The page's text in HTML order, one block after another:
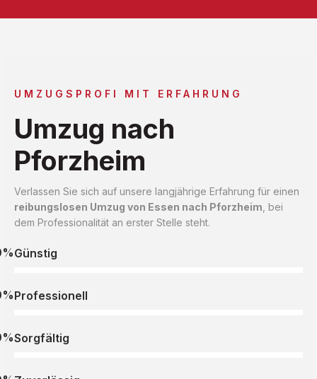
UMZUGSPROFI MIT ERFAHRUNG
Umzug nach
Pforzheim
Verlassen Sie sich auf unsere langjährige Erfahrung für einen
reibungslosen Umzug von Essen nach Pforzheim , bei
dem Professionalität an erster Stelle steht.
Günstig
Professionell
Sorgfältig